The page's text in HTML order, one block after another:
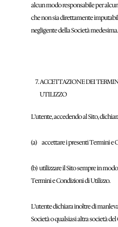
alcun modo responsabile per
che non sia direttamente
negligente della Società medesima.
ACCETTAZIONE DEI
UTILIZZO
L’utente, accedendo al Sito,
(a) accettare i presenti Termini e
(b) utilizzare il Sito sempre in
Termini e Condizioni di Utilizzo.
L’utente dichiara inoltre di
Società o qualsiasi altra società